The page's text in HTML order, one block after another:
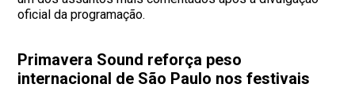
oficial da programação.
Primavera Sound reforça peso
internacional de São Paulo nos festivais